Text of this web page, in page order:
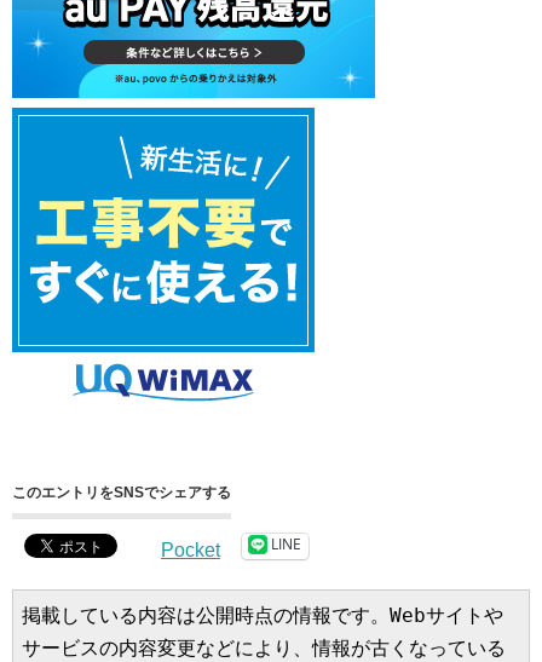
このエントリをSNSでシェアする
Pocket LINE
掲載している内容は公開時点の情報です。Webサイトや
サービスの内容変更などにより、情報が古くなっている